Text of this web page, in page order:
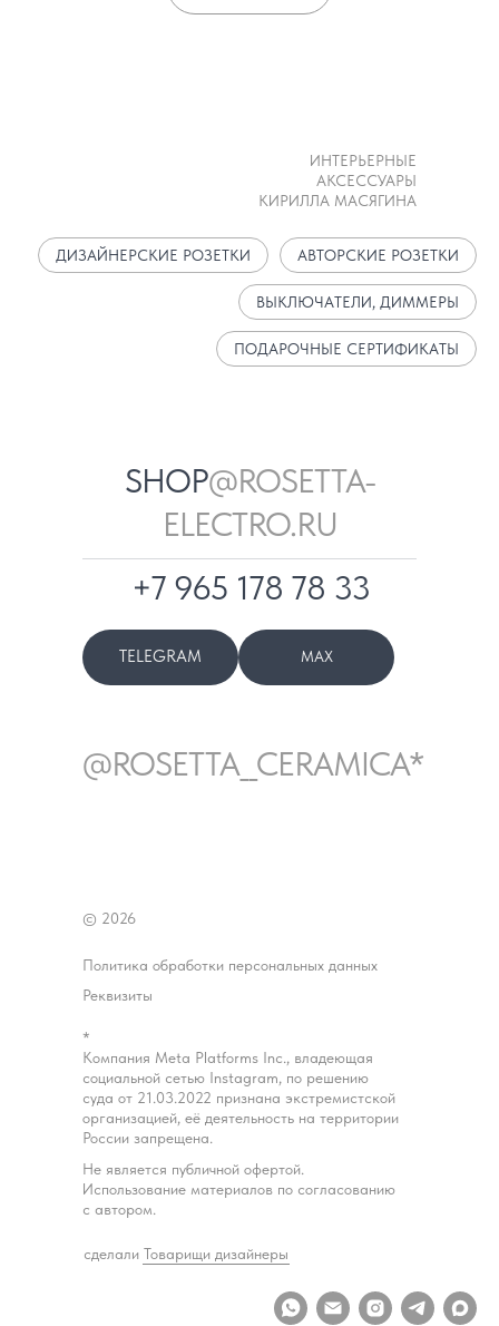
ИНТЕРЬЕРНЫЕ
АКСЕССУАРЫ
КИРИЛЛА МАСЯГИНА
ДИЗАЙНЕРСКИЕ РОЗЕТКИ АВТОРСКИЕ РОЗЕТКИ
ВЫКЛЮЧАТЕЛИ, ДИММЕРЫ
ПОДАРОЧНЫЕ СЕРТИФИКАТЫ
+7 965 178 78 33
@ROSETTA__CERAMICA*
SHOP@ROSETTA-
ELECTRO.RU
TELEGRAM MAX
*
Компания Meta Platforms Inc., владеющая
социальной сетью Instagram, по решению
суда от 21.03.2022 признана экстремистской
организацией, её деятельность на территории
России запрещена.
Не является публичной офертой.
Использование материалов по согласованию
с автором.
Политика обработки персональных данных
Реквизиты
сделали Товарищи дизайнеры
© 2026